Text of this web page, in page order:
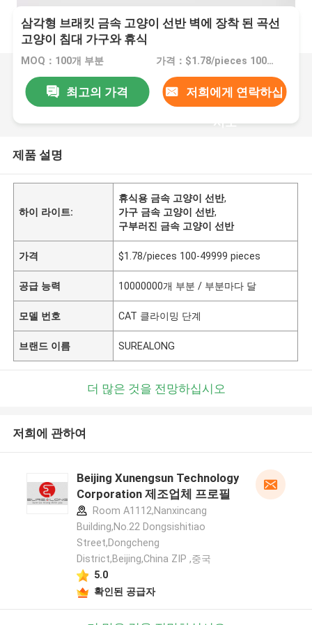
삼각형 브래킷 금속 고양이 선반 벽에 장착 된 곡선
고양이 침대 가구와 휴식
MOQ：100개 부분 가격：$1.78/pieces 100-49999 pieces
최고의 가격 저희에게 연락하십
시오
제품 설명
하이 라이트:
휴식용 금속 고양이 선반,
가구 금속 고양이 선반,
구부러진 금속 고양이 선반
가격 $1.78/pieces 100-49999 pieces
공급 능력 10000000개 부분 / 부분마다 달
모델 번호 CAT 클라이밍 단계
브랜드 이름 SUREALONG
더 많은 것을 전망하십시오
저희에 관하여
Beijing Xunengsun Technology
Corporation 제조업체 프로필
Room A1112,Nanxincang
Building,No.22 Dongsishitiao
Street,Dongcheng
District,Beijing,China ZIP ,중국
5.0
확인된 공급자